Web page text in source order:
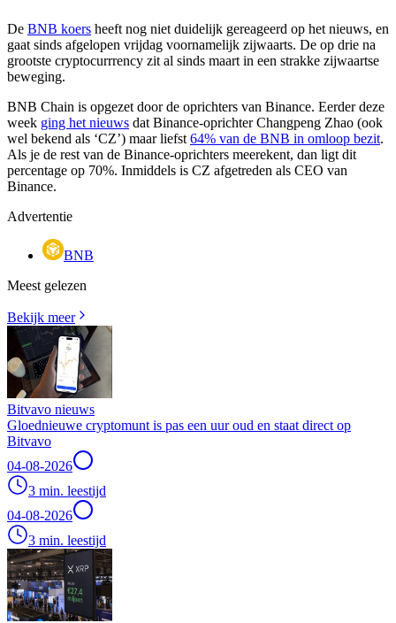
De BNB koers heeft nog niet duidelijk gereageerd op het nieuws, en
gaat sinds afgelopen vrijdag voornamelijk zijwaarts. De op drie na
grootste cryptocurrrency zit al sinds maart in een strakke zijwaartse
beweging.
BNB Chain is opgezet door de oprichters van Binance. Eerder deze
week ging het nieuws dat Binance-oprichter Changpeng Zhao (ook
wel bekend als ‘CZ’) maar liefst 64% van de BNB in omloop bezit.
Als je de rest van de Binance-oprichters meerekent, dan ligt dit
percentage op 70%. Inmiddels is CZ afgetreden als CEO van
Binance.
Advertentie
BNB
Meest gelezen
Bekijk meer
Bitvavo nieuws
Gloednieuwe cryptomunt is pas een uur oud en staat direct op
Bitvavo
04-08-2026
3 min. leestijd
04-08-2026
3 min. leestijd